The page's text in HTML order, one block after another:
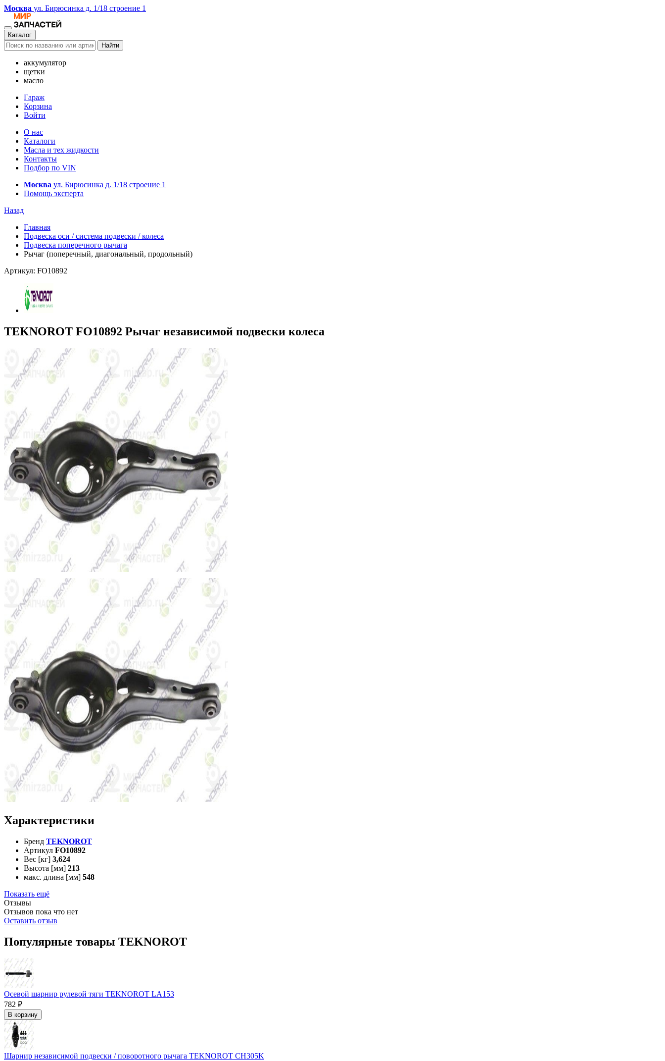
Москва ул. Бирюсинка д. 1/18 строение 1
Каталог
Найти
аккумулятор
щетки
масло
Гараж
Корзина
Войти
О нас
Каталоги
Масла и тех жидкости
Контакты
Подбор по VIN
Москва ул. Бирюсинка д. 1/18 строение 1
Помощь эксперта
Назад
Главная
Подвеска оси / система подвески / колеса
Подвеска поперечного рычага
Рычаг (поперечный, диагональный, продольный)
Артикул: FO10892
TEKNOROT FO10892 Рычаг независимой подвески колеса
Характеристики
Бренд TEKNOROT
Артикул FO10892
Вес [кг] 3,624
Высота [мм] 213
макс. длина [мм] 548
Показать ещё
Отзывы
Отзывов пока что нет
Оставить отзыв
Популярные товары TEKNOROT
Осевой шарнир рулевой тяги TEKNOROT LA153
782 ₽
В корзину
Шарнир независимой подвески / поворотного рычага TEKNOROT CH305K